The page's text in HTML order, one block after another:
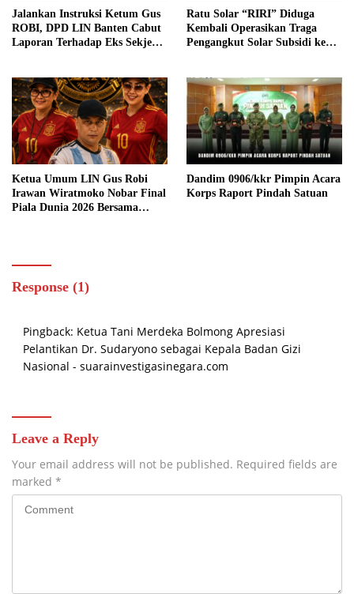
Jalankan Instruksi Ketum Gus
ROBI, DPD LIN Banten Cabut
Laporan Terhadap Eks Sekjen
Organisasi
Ratu Solar “RIRI” Diduga
Kembali Operasikan Traga
Pengangkut Solar Subsidi ke
Ketua Umum LIN Gus Robi
Irawan Wiratmoko Nobar Final
Piala Dunia 2026 Bersama
Dandim 0906/kkr Pimpin Acara
Korps Raport Pindah Satuan
Response (1)
Pingback: Ketua Tani Merdeka Bolmong Apresiasi
Pelantikan Dr. Sudaryono sebagai Kepala Badan Gizi
Nasional - suarainvestigasinegara.com
Leave a Reply
Your email address will not be published. Required fields are
marked *